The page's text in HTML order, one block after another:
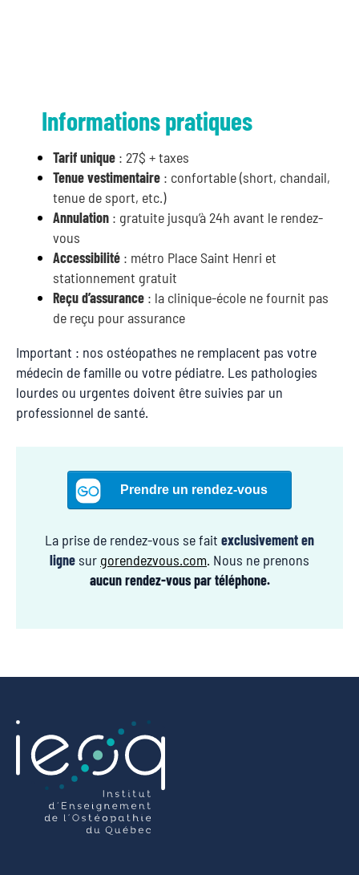
Informations pratiques
Tarif unique : 27$ + taxes
Tenue vestimentaire : confortable (short, chandail,
tenue de sport, etc.)
Annulation : gratuite jusqu’à 24h avant le rendez-
vous
Accessibilité : métro Place Saint Henri et
stationnement gratuit
Reçu d’assurance : la clinique-école ne fournit pas
de reçu pour assurance
Important : nos ostéopathes ne remplacent pas votre
médecin de famille ou votre pédiatre. Les pathologies
lourdes ou urgentes doivent être suivies par un
professionnel de santé.
La prise de rendez-vous se fait exclusivement en
ligne sur gorendezvous.com. Nous ne prenons
aucun rendez-vous par téléphone.